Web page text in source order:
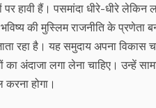
हावी हैं। पसमांदा धीरे-धीरे लेकिन
की मुस्लिम राजनीति के प्रणेता
रहा है। यह समुदाय अपना
अंदाजा लगा लेना चाहिए। उन्हें
करना होगा।